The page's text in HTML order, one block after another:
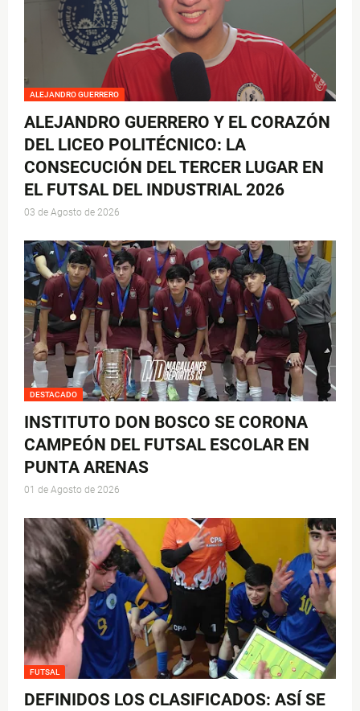
ALEJANDRO GUERRERO
ALEJANDRO GUERRERO Y EL CORAZÓN
DEL LICEO POLITÉCNICO: LA
CONSECUCIÓN DEL TERCER LUGAR EN
EL FUTSAL DEL INDUSTRIAL 2026
03 de Agosto de 2026
DESTACADO
INSTITUTO DON BOSCO SE CORONA
CAMPEÓN DEL FUTSAL ESCOLAR EN
PUNTA ARENAS
01 de Agosto de 2026
FUTSAL
DEFINIDOS LOS CLASIFICADOS: ASÍ SE